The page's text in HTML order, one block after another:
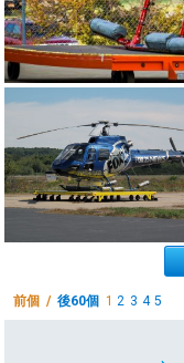
前個 /後60個 12 3 4 5